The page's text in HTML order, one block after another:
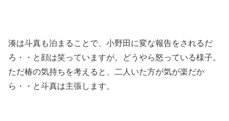
湊は斗真も泊まることで、小野田に変な報告をされるだ
ろ・・と顔は笑っていますが。どうやら怒っている様子。
ただ椿の気持ちを考えると、二人いた方が気が楽だか
ら・・と斗真は主張します。